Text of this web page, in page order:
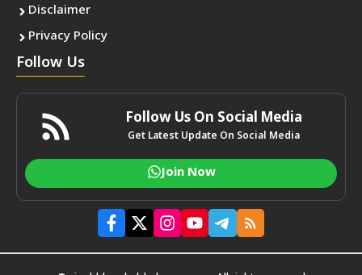
Disclaimer
Privacy Policy
Follow Us
Follow Us On Social Media
Get Latest Update On Social Media
Join Now